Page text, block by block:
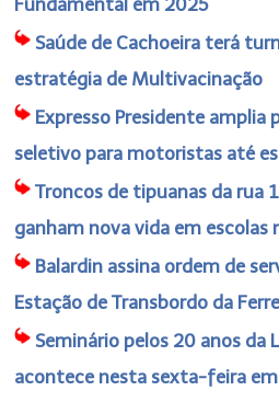
Saúde de Cachoeira terá
estratégia de Multivacinação
Expresso Presidente amplia
seletivo para motoristas até
Troncos de tipuanas da rua
ganham nova vida em escolas
Balardin assina ordem de
Estação de Transbordo da
Seminário pelos 20 anos da
acontece nesta sexta-feira em